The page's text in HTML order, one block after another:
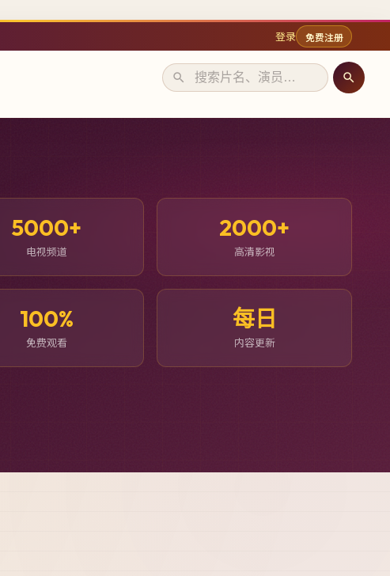
登录 免费注册
5000+
电视频道
2000+
高清影视
100%
免费观看
每日
内容更新